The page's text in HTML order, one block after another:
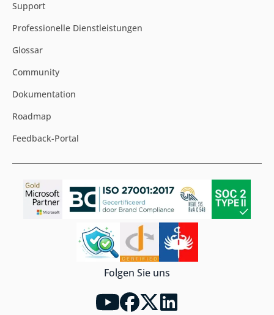
Support
Professionelle Dienstleistungen
Glossar
Community
Dokumentation
Roadmap
Feedback-Portal
Folgen Sie uns